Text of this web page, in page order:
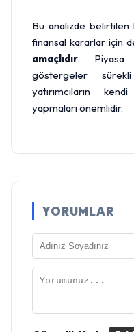
Bu analizde
finansal kararlar için
amaçlıdır. Piyasa
göstergeler
yatırımcıların
yapmaları önemlidir.
YORUMLAR